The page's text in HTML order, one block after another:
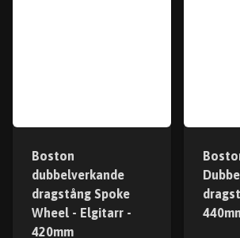
Boston
dubbelverkande
dragstång Spoke
Wheel - Elgitarr -
420mm